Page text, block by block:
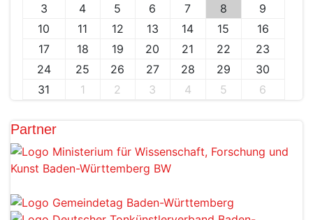
3
4 5 6 7 8
9
10
11 12 13 14 15
16
17
18 19 20 21 22
23
24
25 26 27 28 29
30
31
1 2 3 4 5 6
Partner